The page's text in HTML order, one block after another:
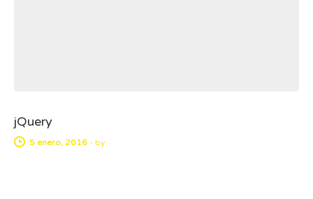
jQuery
5 enero, 2016 - by